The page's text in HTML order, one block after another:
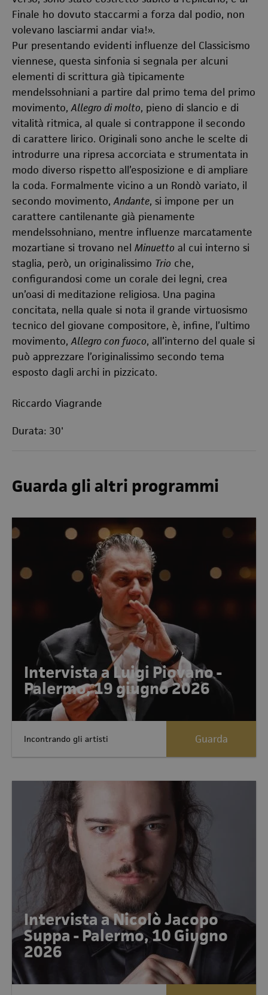
Finale ho dovuto staccarmi a forza dal podio, non
volevano lasciarmi andar via!».
Pur presentando evidenti influenze del Classicismo
viennese, questa sinfonia si segnala per alcuni
elementi di scrittura già tipicamente
mendelssohniani a partire dal primo tema del primo
movimento,Allegro di molto, pieno di slancio e di
vitalità ritmica, al quale si contrappone il secondo
di carattere lirico. Originali sono anche le scelte di
introdurre una ripresa accorciata e strumentata in
modo diverso rispetto all’esposizione e di ampliare
la coda. Formalmente vicino a un Rondò variato, il
secondo movimento,Andante, si impone per un
carattere cantilenante già pienamente
mendelssohniano, mentre influenze marcatamente
mozartiane si trovano nel Minuetto al cui interno si
staglia, però, un originalissimo Trio che,
configurandosi come un corale dei legni, crea
un’oasi di meditazione religiosa. Una pagina
concitata, nella quale si nota il grande virtuosismo
tecnico del giovane compositore, è, infine, l’ultimo
movimento,Allegro con fuoco, all’interno del quale si
può apprezzare l’originalissimo secondo tema
esposto dagli archi in pizzicato.
Riccardo Viagrande
Durata: 30'
Guarda gli altri programmi
Intervista a Luigi Piovano -
Palermo, 19 giugno 2026
Incontrando gli artisti Guarda
Intervista a Nicolò Jacopo
Suppa - Palermo, 10 Giugno
2026